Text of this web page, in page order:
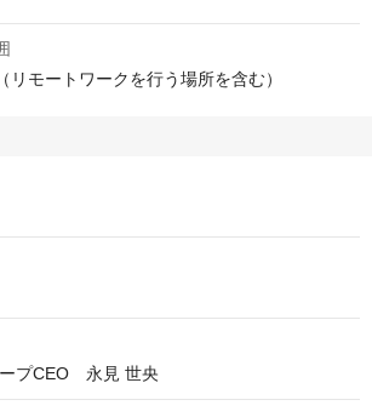
リモートワークを行う場所を含む）
プCEO　永見 世央